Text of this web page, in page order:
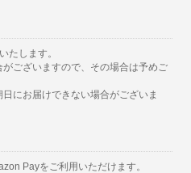
たします。
ございますので、その場合は予めご
にお届けできない場合がございま
Payをご利用いただけます。